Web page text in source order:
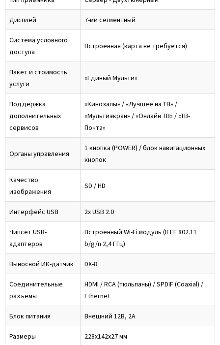
Дисплей 7-ми сегментный
Система условного
доступа
Встроенная (карта не требуется)
Пакет и стоимость
услуги
«Единый Мульти»
Поддержка
дополнительных
сервисов
«Кинозалы» / «Лучшее на ТВ» /
«Мультиэкран» / «Онлайн ТВ» / «ТВ-
Почта»
Органы управления
1 кнопка (POWER) / блок навигационных
кнопок
Качество
изображения
SD / HD
Интерфейс USB 2x USB 2.0
Чипсет USB-
адаптеров
Встроенный Wi-Fi модуль (IEEE 802.11
b/g/n 2,4 ГГц)
Выносной ИК-датчик DX-8
Соединительные
разъемы
HDMI / RCA (тюльпаны) / SPDIF (Coaxial) /
Ethernet
Блок питания Внешний 12В, 2А
Размеры 228x142x27 мм